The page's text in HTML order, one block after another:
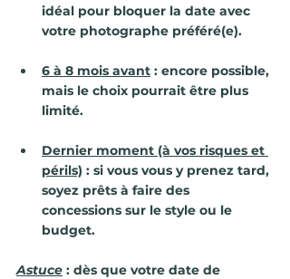
idéal pour bloquer la date avec
votre photographe préféré(e).
6 à 8 mois avant : encore possible,
mais le choix pourrait être plus
limité.
Dernier moment (à vos risques et
périls) : si vous vous y prenez tard,
soyez prêts à faire des
concessions sur le style ou le
budget.
Astuce : dès que votre date de